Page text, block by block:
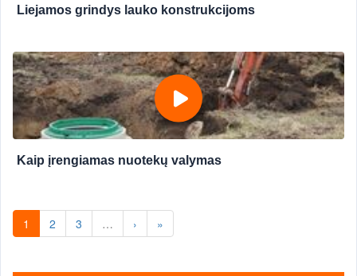
Liejamos grindys lauko konstrukcijoms
Kaip įrengiamas nuotekų valymas
1 2 3 … › »